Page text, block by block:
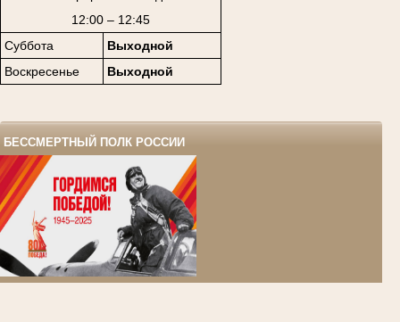
12:00 – 12:45
Суббота
Выходной
Воскресенье
Выходной
БЕССМЕРТНЫЙ ПОЛК РОССИИ